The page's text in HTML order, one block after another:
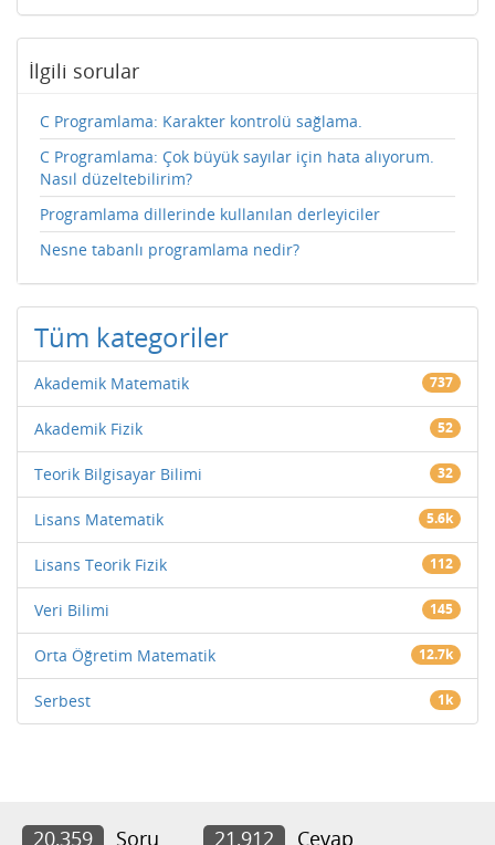
İlgili sorular
C Programlama: Karakter kontrolü sağlama.
C Programlama: Çok büyük sayılar için hata alıyorum.
Nasıl düzeltebilirim?
Programlama dillerinde kullanılan derleyiciler
Nesne tabanlı programlama nedir?
Tüm kategoriler
Akademik Matematik 737
Akademik Fizik 52
Teorik Bilgisayar Bilimi 32
Lisans Matematik 5.6k
Lisans Teorik Fizik 112
Veri Bilimi 145
Orta Öğretim Matematik 12.7k
Serbest 1k
20,359 Soru 21,912 Cevap